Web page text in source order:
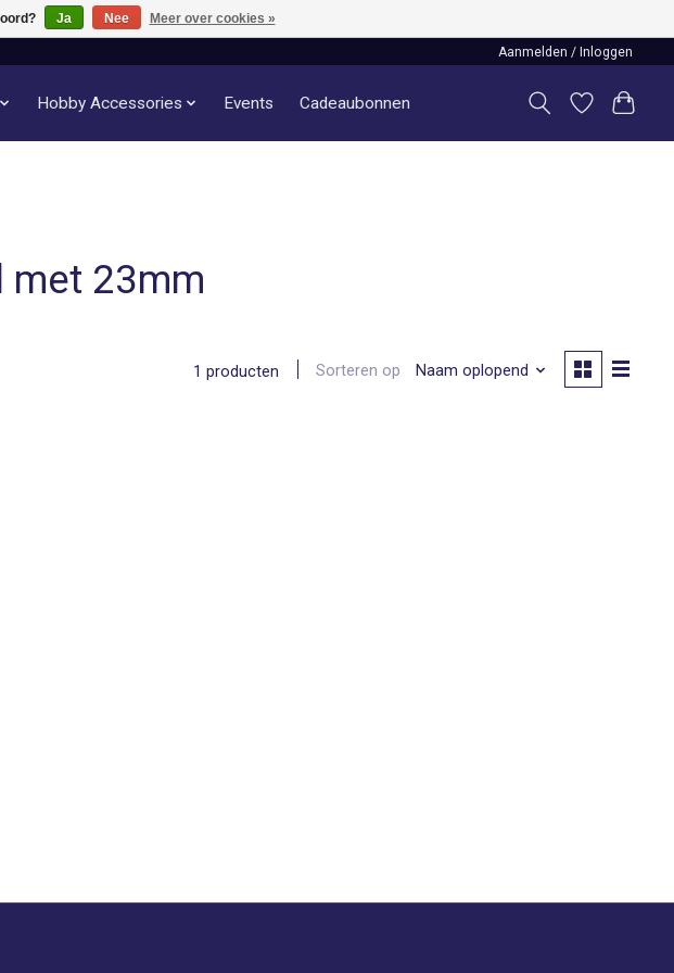
Aanmelden / Inloggen
Hobby Accessories Events Cadeaubonnen
met 23mm
1 producten Sorteren op Naam oplopend
Ja Nee Meer over cookies »